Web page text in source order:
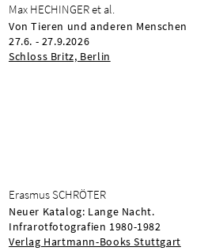
Max HECHINGER et al.
Von Tieren und anderen Menschen
27.6. - 27.9.2026
Schloss Britz, Berlin
Erasmus SCHRÖTER
Neuer Katalog: Lange Nacht.
Infrarotfotografien 1980-1982
Verlag Hartmann-Books Stuttgart